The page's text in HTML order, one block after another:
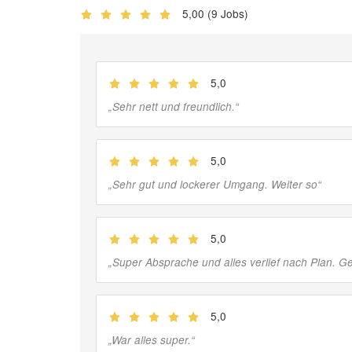
5,00 (9 Jobs)
5,0
„Sehr nett und freundlich.“
5,0
„Sehr gut und lockerer Umgang. Weiter so“
5,0
„Super Absprache und alles verlief nach Plan.
5,0
„War alles super.“